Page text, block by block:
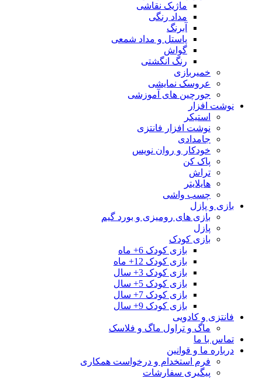
ماژیک نقاشی
مداد رنگی
آبرنگ
پاستل و مداد شمعی
گواش
رنگ انگشتی
خمیربازی
عروسک نمایشی
جورچین های آموزشی
نوشت افزار
استیکر
نوشت افزار فانتزی
جامدادی
خودکار و روان نویس
پاک کن
تراش
هایلایتر
چسب واشی
بازی و پازل
بازی های رومیزی و بورد گیم
پازل
بازی کودک
بازی کودک 6+ ماه
بازی کودک 12+ ماه
بازی کودک 3+ سال
بازی کودک 5+ سال
بازی کودک 7+ سال
بازی کودک 9+ سال
فانتزی و کادویی
ماگ و تراول ماگ و فلاسک
تماس با ما
درباره ما و قوانین
فرم استخدام و درخواست همکاری
پیگیری سفارشات